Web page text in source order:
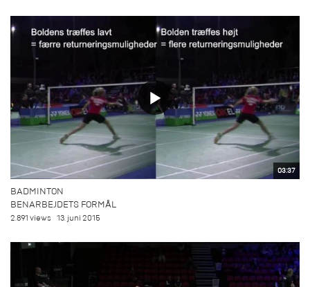
03:37
BADMINTON
BENARBEJDETS FORMÅL
2.891 views 13. juni 2015